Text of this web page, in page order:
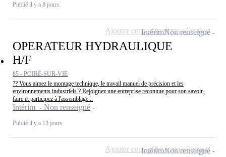
Publié il y a 8 jours
OPERATEUR HYDRAULIQUE
H/F
85 - POIRÉ-SUR-VIE
?? Vous aimez le montage technique, le travail manuel de précision et les
environnements industriels ? Rejoignez une entreprise reconnue pour son savoir-
faire et participez à l'assemblage...
Intérim - Non renseigné
Publié il y a 13 jours
IntérimNon renseigné
Ajouter cette offre à ma sélection
IntérimNon renseigné
Ajouter cette offre à ma sélection